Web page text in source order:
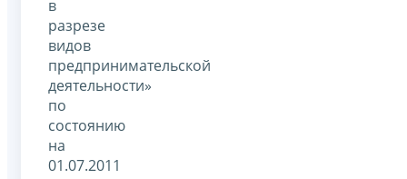
в
разрезе
видов
предпринимательской
деятельности»
по
состоянию
на
01.07.2011